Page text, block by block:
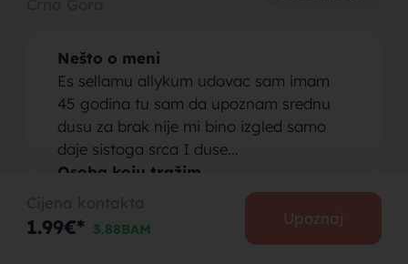
Nešto o meni
Es sellamu allykum udovac sam imam
45 godina tu sam da upoznam srednu
dusu za brak nije mi bino izgled samo
daje sistoga srca I duse...
Osoba koju tražim
Bitno je samo da ima cistog srca I duse
izgled nije toliko vazan
1.99€* 3.88BAM
Upoznaj
muskarci
za brak,